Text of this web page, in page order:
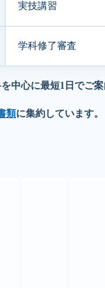
実技講習
学科修了審査
中心に最短1日でご案
類に集約しています。